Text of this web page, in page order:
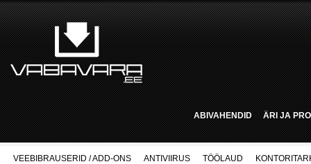
ABIVAHENDID ÄRI JA
VEEBIBRAUSERID / ADD-ONS ANTIVIIRUS TÖÖLAUD